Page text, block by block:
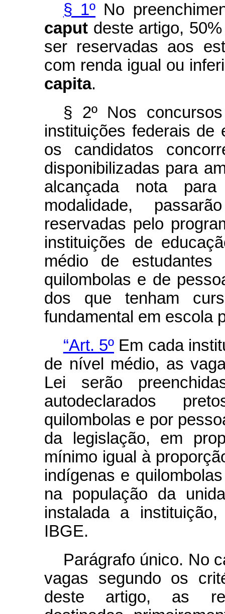
§ 1º No
caput deste artigo,
ser reservadas aos
com renda igual ou
capita.
§ 2º Nos
instituições federais de
os candidatos
disponibilizadas para
alcançada nota
modalidade,
reservadas pelo
instituições de
médio de
quilombolas e de
dos que tenham
fundamental em escola
“Art. 5º Em cada
de nível médio, as
Lei serão
autodeclarados
quilombolas e por
da legislação, em
mínimo igual à
indígenas e
na população da
instalada a
IBGE.
Parágrafo único. No
vagas segundo os
deste artigo, as